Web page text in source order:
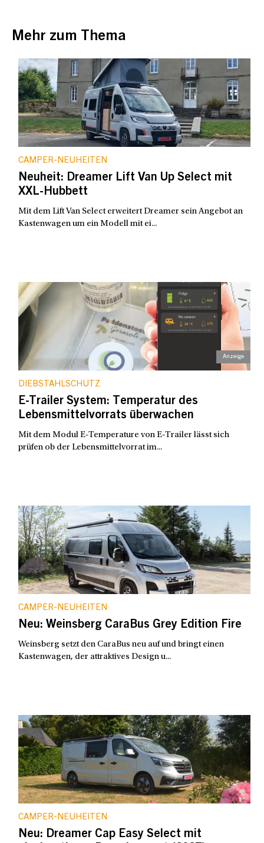
Mehr zum Thema
CAMPER-NEUHEITEN
Neuheit: Dreamer Lift Van Up Select mit
XXL-Hubbett
Mit dem Lift Van Select erweitert Dreamer sein Angebot an
Kastenwagen um ein Modell mit ei...
DIEBSTAHLSCHUTZ
E-Trailer System: Temperatur des
Lebensmittelvorrats überwachen
Mit dem Modul E-Temperature von E-Trailer lässt sich
prüfen ob der Lebensmittelvorrat im...
CAMPER-NEUHEITEN
Neu: Weinsberg CaraBus Grey Edition Fire
Weinsberg setzt den CaraBus neu auf und bringt einen
Kastenwagen, der attraktives Design u...
CAMPER-NEUHEITEN
Neu: Dreamer Cap Easy Select mit